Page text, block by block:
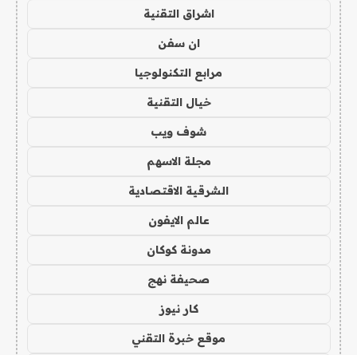
اشراق التقنية
ان سفن
مرابع التكنولوجيا
خيال التقنية
شوف ويب
مجلة الاسهم
الشرقية الاقتصادية
عالم الايفون
مدونة كوكان
صحيفة نهج
كار نيوز
موقع خبرة التقني